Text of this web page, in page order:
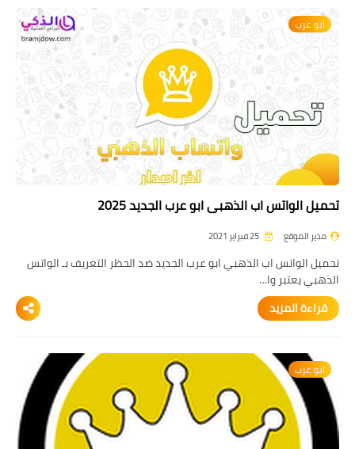
ابو عرب
تحميل الواتس اب الذهبي ابو عرب الجديد 2025
مدير الموقع
تحميل الواتس اب الذهبي ابو عرب الجديد ضد الحظر التعريف بـ الواتس
الذهبي يعتبر وا…
قراءة المزيد
ابو عرب